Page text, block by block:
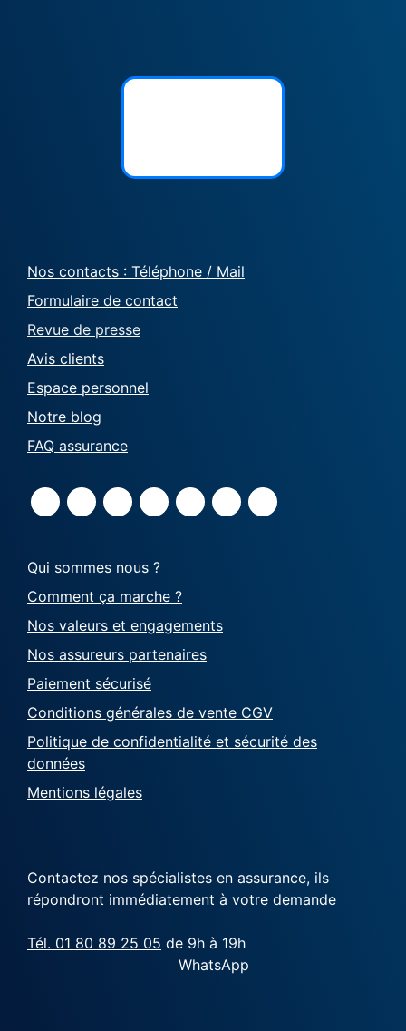
Nos contacts : Téléphone / Mail
Formulaire de contact
Revue de presse
Avis clients
Espace personnel
Notre blog
FAQ assurance
Qui sommes nous ?
Comment ça marche ?
Nos valeurs et engagements
Nos assureurs partenaires
Paiement sécurisé
Conditions générales de vente CGV
Politique de confidentialité et sécurité des
données
Mentions légales
Contactez nos spécialistes en assurance, ils
répondront immédiatement à votre demande
Tél. 01 80 89 25 05 de 9h à 19h
WhatsApp